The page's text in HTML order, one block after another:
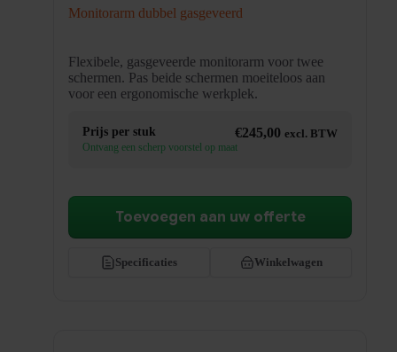
Monitorarm dubbel gasgeveerd
Flexibele, gasgeveerde monitorarm voor twee
schermen. Pas beide schermen moeiteloos aan
voor een ergonomische werkplek.
Prijs per stuk €245,00 excl. BTW
Ontvang een scherp voorstel op maat
Specificaties Winkelwagen
Toevoegen aan uw offerte